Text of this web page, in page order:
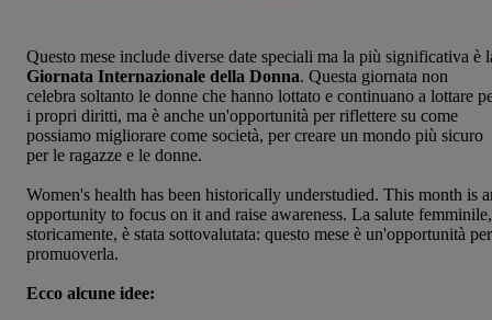
Questo mese include diverse date speciali ma la più significativa è
Giornata Internazionale della Donna. Questa giornata non
celebra soltanto le donne che hanno lottato e continuano a lottare
i propri diritti, ma è anche un'opportunità per riflettere su come
possiamo migliorare come società, per creare un mondo più sicuro
per le ragazze e le donne.
Women's health has been historically understudied. This month is
opportunity to focus on it and raise awareness. La salute femminile,
storicamente, è stata sottovalutata: questo mese è un'opportunità per
promuoverla.
Ecco alcune idee: